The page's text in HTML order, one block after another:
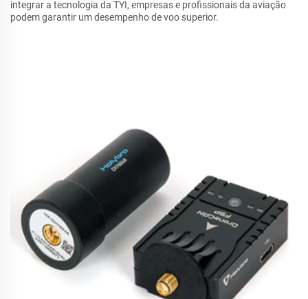
integrar a tecnologia da TYI, empresas e profissionais da aviação
podem garantir um desempenho de voo superior.